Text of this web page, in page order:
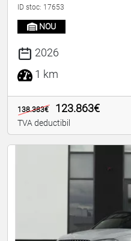
ID stoc: 17653
NOU
2026
1 km
138.383€ 123.863€
TVA deductibil